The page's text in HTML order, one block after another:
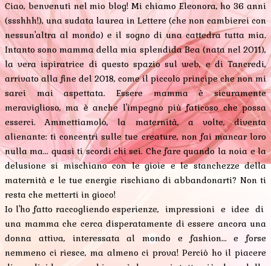
Ciao, benvenuti nel mio blog! Mi chiamo Eleonora, ho 36 anni
(ssshhh!), una sudata laurea in Lettere (che non cambierei con
nessun'altra al mondo) e il sogno di una cattedra tutta mia.
Intanto sono mamma della mia splendida Bea (nata nel 2011),
la vera ispiratrice di questo spazio sul web, e di Tancredi,
arrivato alla fine del 2018, come il piccolo principe che non mi
sarei mai aspettata. Essere mamma è sicuramente
meraviglioso, ma è anche l'impegno più faticoso che possa
esserci. Ammettiamolo, la maternità, a volte, diventa
alienante: ti concentri sulle tue creature, non fai mancar loro
nulla ma... quasi ti scordi chi sei. Che fare quando la noia e la
delusione si mischiano con le gioie e le stanchezze della
maternità e le tue energie rischiano di abbandonarti? Non ti
resta che metterti in gioco!
Io l'ho fatto raccogliendo esperienze, impressioni e idee di
una mamma che cerca disperatamente di essere ancora una
donna attiva, interessata al mondo e fashion... e forse
nemmeno ci riesce, ma almeno ci prova! Perciò ho il piacere